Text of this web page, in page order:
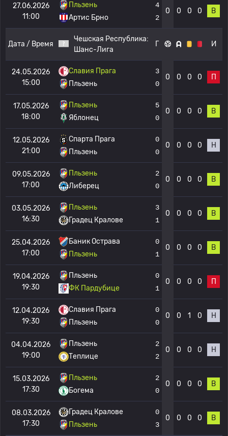
27.06.2026
11:00
Пльзень
Артис Брно
4
2
0 0 0 0 В
Дата / Время
Чешская Республика:
Шанс-Лига
Г И
24.05.2026
15:00
Славия Прага
Пльзень
3
0
0 0 0 0 П
17.05.2026
18:00
Пльзень
Яблонец
5
0
0 0 0 0 В
12.05.2026
21:00
Спарта Прага
Пльзень
0
0
0 0 0 0 Н
09.05.2026
17:00
Пльзень
Либерец
2
0
0 0 0 0 В
03.05.2026
16:30
Пльзень
Градец Кралове
3
1
0 0 0 0 В
25.04.2026
17:00
Баник Острава
Пльзень
0
1
0 0 0 0 В
19.04.2026
19:30
Пльзень
ФК Пардубице
0
1
0 0 0 0 П
12.04.2026
19:30
Славия Прага
Пльзень
0
0
0 0 1 0 Н
04.04.2026
19:00
Пльзень
Теплице
2
2
0 0 0 0 Н
15.03.2026
17:30
Пльзень
Богема
2
0
0 0 0 0 В
08.03.2026
17:30
Градец Кралове
Пльзень
0
3
0 0 0 0 В